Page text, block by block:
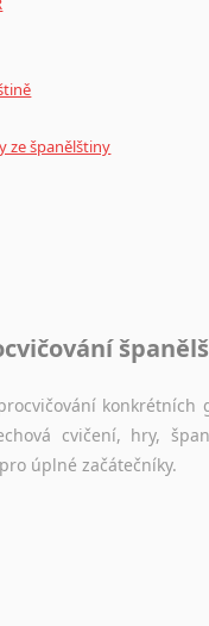
ze španělštiny
cvičení, hry,
úplné začátečníky.